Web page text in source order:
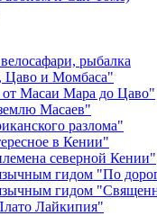
рыбалка
Цаво и Момбаса"
Масаи Мара до Цаво"
Масаев"
разлома"
в Кении"
северной Кении"
гидом "По
гидом
Лайкипия"